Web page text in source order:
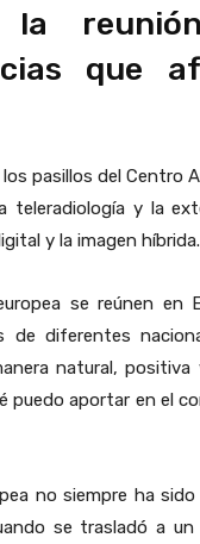
la
que
pasillos del Centro
teleradiología y la
y la imagen híbrida.
se reúnen en
de diferentes
natural,
puedo aportar en el
no siempre ha
se trasladó a